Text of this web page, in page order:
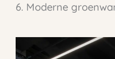
6. Moderne